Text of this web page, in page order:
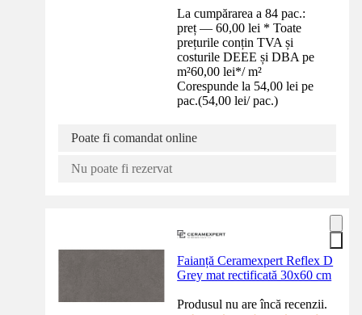
La cumpărarea a 84 pac.:
preț — 60,00 lei * Toate
prețurile conțin TVA și
costurile DEEE și DBA pe
m²60,00 lei*/ m²
Corespunde la 54,00 lei pe
pac.(54,00 lei/ pac.)
Poate fi comandat online
Nu poate fi rezervat
Faianță Ceramexpert Reflex D
Grey mat rectificată 30x60 cm
Produsul nu are încă recenzii.